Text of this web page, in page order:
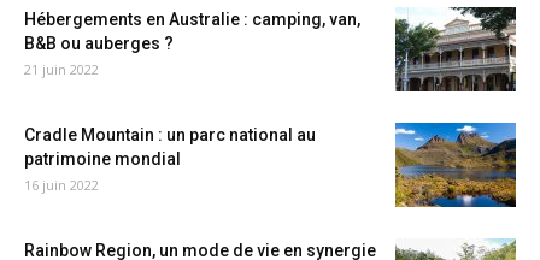
Hébergements en Australie : camping, van,
B&B ou auberges ?
21 juin 2022
Cradle Mountain : un parc national au
patrimoine mondial
16 juin 2022
Rainbow Region, un mode de vie en synergie